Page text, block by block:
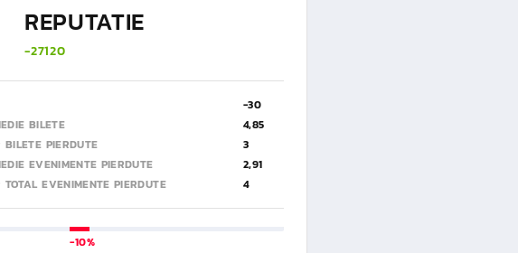
REPUTATIE
-27120
-30
BILETE
4,85
BILETE PIERDUTE
3
EVENIMENTE PIERDUTE
2,91
TOTAL EVENIMENTE PIERDUTE 4
-10%